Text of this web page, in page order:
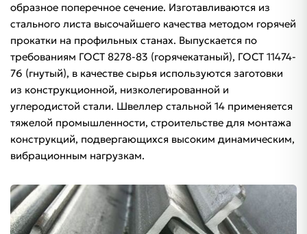
образное поперечное сечение. Изготавливаются из
стального листа высочайшего качества методом горячей
прокатки на профильных станах. Выпускается по
требованиям ГОСТ 8278-83 (горячекатаный), ГОСТ 11474-
76 (гнутый), в качестве сырья используются заготовки
из конструкционной, низколегированной и
углеродистой стали. Швеллер стальной 14 применяется
тяжелой промышленности, строительстве для монтажа
конструкций, подвергающихся высоким динамическим,
вибрационным нагрузкам.